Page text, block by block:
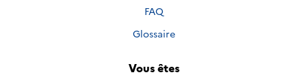
FAQ
Glossaire
Vous êtes